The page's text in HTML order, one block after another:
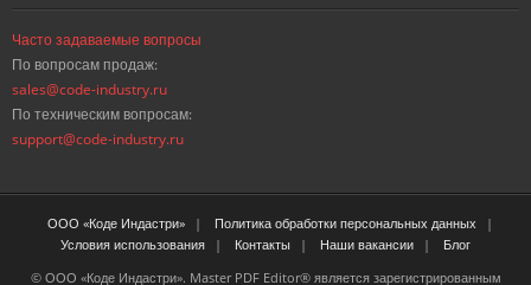
Часто задаваемые вопросы
По вопросам продаж:
sales@code-industry.ru
По техническим вопросам:
support@code-industry.ru
ООО «Коде Индастри»
Политика обработки персональных данных
Условия использования
Контакты Наши вакансии
Блог
© ООО «Коде Индастри». Master PDF Editor® является зарегистрированным